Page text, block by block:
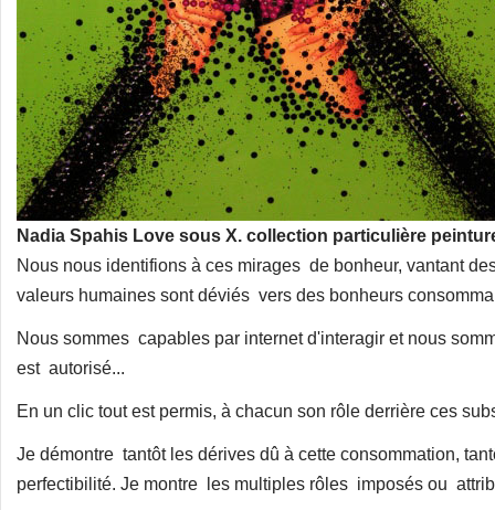
Nadia Spahis Love sous X. collection particulière
Nous nous identifions à ces mirages de bonheur, vantant
valeurs humaines sont déviés vers des bonheurs
Nous sommes capables par internet d'interagir et nous
est autorisé...
En un clic tout est permis, à chacun son rôle derrière ces
Je démontre tantôt les dérives dû à cette consommation,
perfectibilité. Je montre les multiples rôles imposés ou